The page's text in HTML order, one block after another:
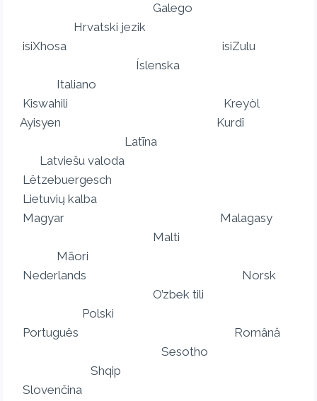
Galego
Hrvatski jezik
isiXhosa isiZulu
Íslenska
Italiano
Kiswahili Kreyòl
Ayisyen Kurdî
Latīna
Latviešu valoda
Lëtzebuergesch
Lietuvių kalba
Magyar Malagasy
Malti
Māori
Nederlands Norsk
O’zbek tili
Polski
Português Română
Sesotho
Shqip
Slovenčina